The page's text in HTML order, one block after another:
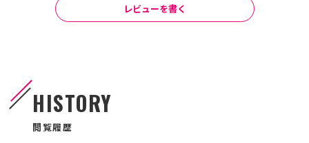
レビューを書く
HISTORY
閲覧履歴